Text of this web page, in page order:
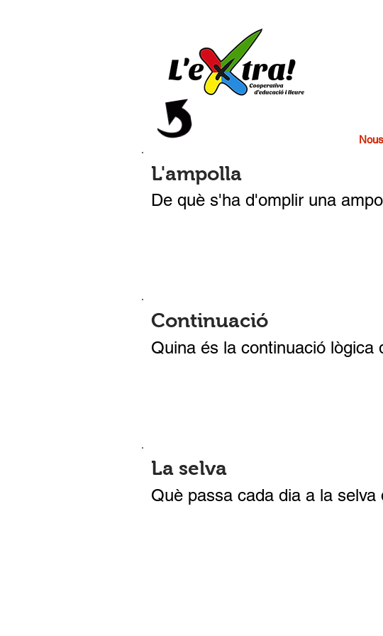
L'ampolla
De què s'ha d'omplir una
Continuació
Quina és la continuació
La selva
Què passa cada dia a la